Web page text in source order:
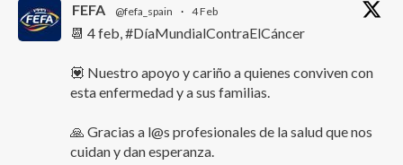
FEFA @fefa_spain · 4 Feb
📆 4 feb, #DíaMundialContraElCáncer
💟 Nuestro apoyo y cariño a quienes conviven con
esta enfermedad y a sus familias.
🙏 Gracias a l@s profesionales de la salud que nos
cuidan y dan esperanza.